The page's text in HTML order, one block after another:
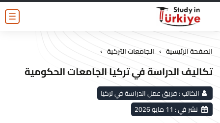
☰
الصفحة الرئيسية › الجامعات التركية ›
تكاليف الدراسة في تركيا الجامعات الحكومية
الكاتب :فريق عمل الدراسة في تركيا
نشر في : 11 مايو 2026